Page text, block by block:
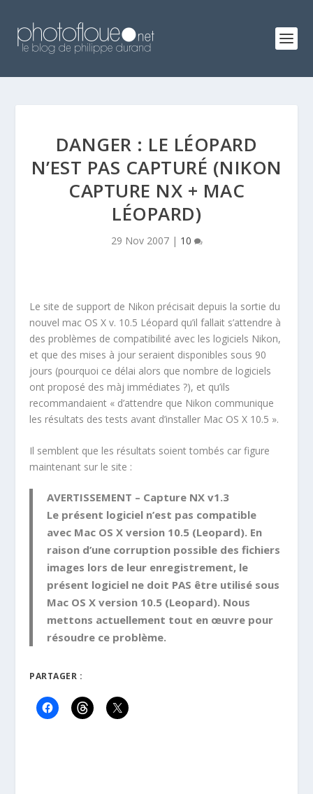
DANGER : LE LÉOPARD
N’EST PAS CAPTURÉ (NIKON
CAPTURE NX + MAC
LÉOPARD)
29 Nov 2007| 10
Le site de support de Nikon précisait depuis la sortie du
nouvel mac OS X v. 10.5 Léopard qu’il fallait s’attendre à
des problèmes de compatibilité avec les logiciels Nikon,
et que des mises à jour seraient disponibles sous 90
jours (pourquoi ce délai alors que nombre de logiciels
ont proposé des màj immédiates ?), et qu’ils
recommandaient « d’attendre que Nikon communique
les résultats des tests avant d’installer Mac OS X 10.5 ».
Il semblent que les résultats soient tombés car figure
maintenant sur le site :
AVERTISSEMENT – Capture NX v1.3
Le présent logiciel n’est pas compatible
avec Mac OS X version 10.5 (Leopard). En
raison d’une corruption possible des fichiers
images lors de leur enregistrement, le
présent logiciel ne doit PAS être utilisé sous
Mac OS X version 10.5 (Leopard). Nous
mettons actuellement tout en œuvre pour
résoudre ce problème.
PARTAGER :